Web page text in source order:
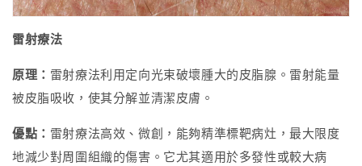
雷射療法
原理： 雷射療法利用定向光束破壞腫大的皮脂腺。雷射能量
被皮脂吸收，使其分解並清潔皮膚。
優點： 雷射療法高效、微創，能夠精準標靶病灶，最大限度
地減少對周圍組織的傷害。它尤其適用於多發性或較大病